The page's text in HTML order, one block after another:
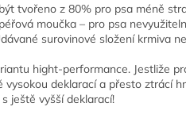
tvořeno z 80% pro psa méně
moučka – pro psa
surovinové složení krmiva
hight-performance. Jestliže
vysokou deklarací a přesto ztrácí
ještě vyšší deklarací!